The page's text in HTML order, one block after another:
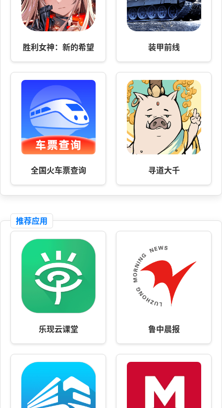
胜利女神：新的希望 装甲前线
全国火车票查询 寻道大千
推荐应用
乐现云课堂 鲁中晨报